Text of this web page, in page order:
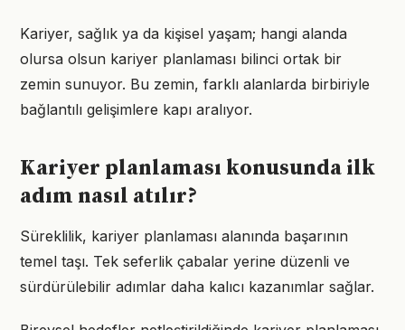
Kariyer, sağlık ya da kişisel yaşam; hangi alanda
olursa olsun kariyer planlaması bilinci ortak bir
zemin sunuyor. Bu zemin, farklı alanlarda birbiriyle
bağlantılı gelişimlere kapı aralıyor.
Kariyer planlaması konusunda ilk
adım nasıl atılır?
Süreklilik, kariyer planlaması alanında başarının
temel taşı. Tek seferlik çabalar yerine düzenli ve
sürdürülebilir adımlar daha kalıcı kazanımlar sağlar.